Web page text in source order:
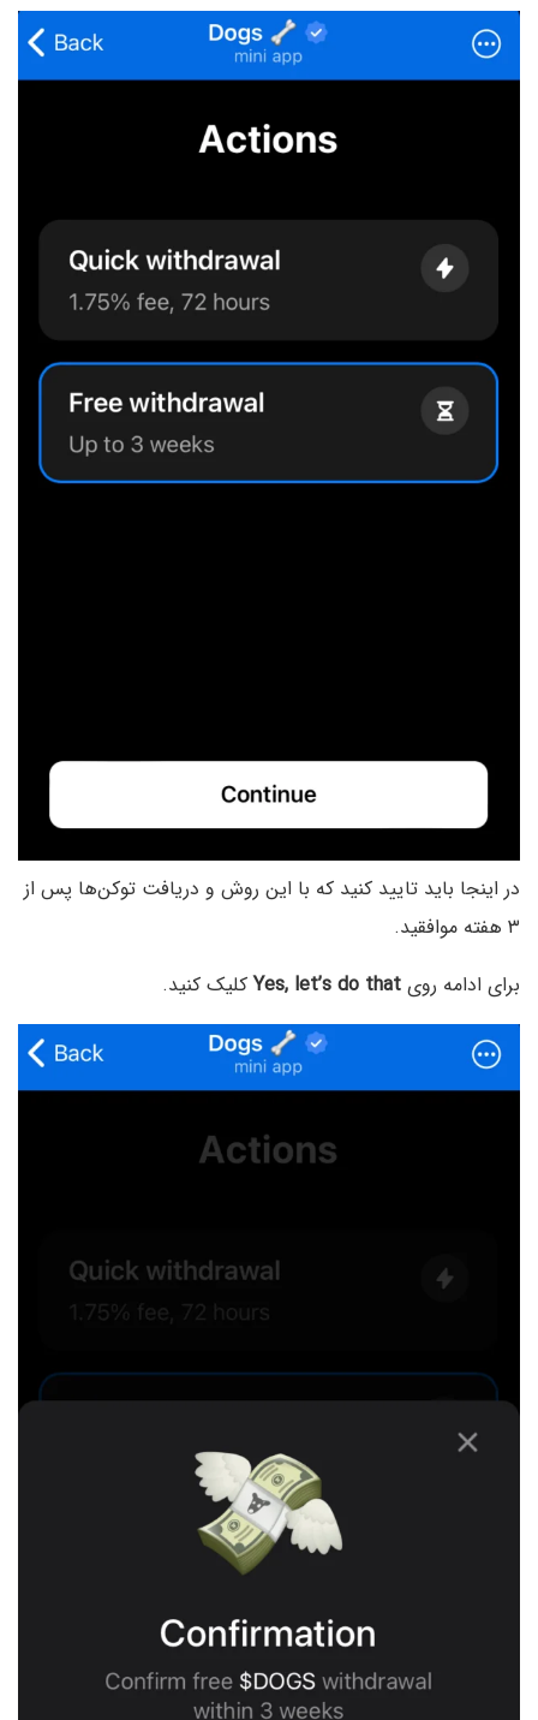
در اینجا باید تایید کنید که با این روش و دریافت توکن‌ها پس از
۳ هفته موافقید.
برای ادامه روی Yes, let’s do that کلیک کنید.